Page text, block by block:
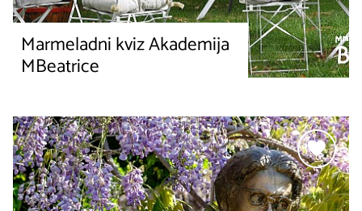
Marmeladni kviz Akademija
MBeatrice